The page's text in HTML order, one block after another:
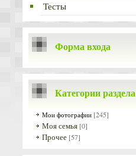
Тесты
Форма входа
Категории раздела
Мои фотографии [245]
Моя семья [0]
Прочее [57]